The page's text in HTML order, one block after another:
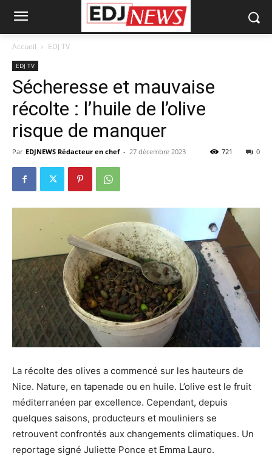
Accueil EDJ TV
EDJ TV
Sécheresse et mauvaise
récolte : l’huile de l’olive
risque de manquer
Par EDJNEWS Rédacteur en chef - 27 décembre 2023 0
721
La récolte des olives a commencé sur les hauteurs de
Nice. Nature, en tapenade ou en huile. L’olive est le fruit
méditerranéen par excellence. Cependant, depuis
quelques saisons, producteurs et mouliniers se
retrouvent confrontés aux changements climatiques. Un
reportage signé Juliette Ponce et Emma Lauro.